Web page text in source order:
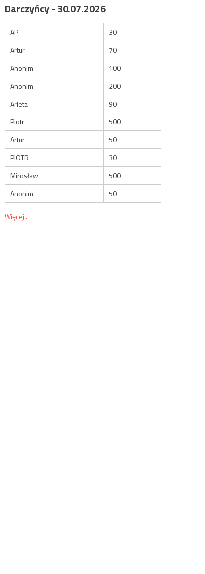
Darczyńcy - 30.07.2026
AP
30
Artur
70
Anonim
100
Anonim
200
Arleta
90
Piotr
500
Artur
50
PIOTR
30
Mirosław
500
Anonim
50
Więcej...